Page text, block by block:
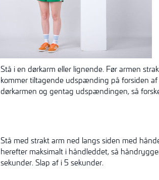
Stå i en dørkarm eller lignende. Før armen
kommer tiltagende udspænding på forsiden
dørkarmen og gentag udspændingen, så
Stå med strakt arm ned langs siden med
herefter maksimalt i håndleddet, så
sekunder. Slap af i 5 sekunder.